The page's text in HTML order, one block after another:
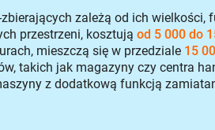
zależą od ich wielkości,
przestrzeni, kosztują od 5 000 do
mieszczą się w przedziale 15
takich jak magazyny czy centra
z dodatkową funkcją